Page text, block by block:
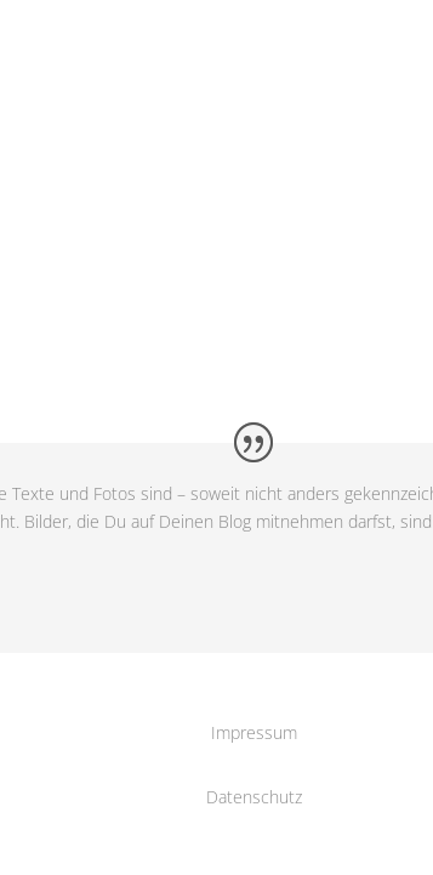
und Fotos sind – soweit nicht anders
Bilder, die Du auf Deinen Blog mitnehmen darfst,
Impressum
Datenschutz